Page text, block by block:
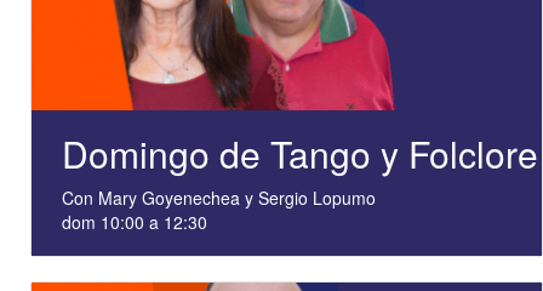
Domingo de Tango y Folclore
Con Mary Goyenechea y Sergio Lopumo
dom 10:00 a 12:30